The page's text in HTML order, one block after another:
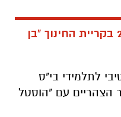
שבוע המעשים הטובים 2025 בקריית החינוך "בן
לתלמידי בי"ס
הצהריים עם "הוסטל